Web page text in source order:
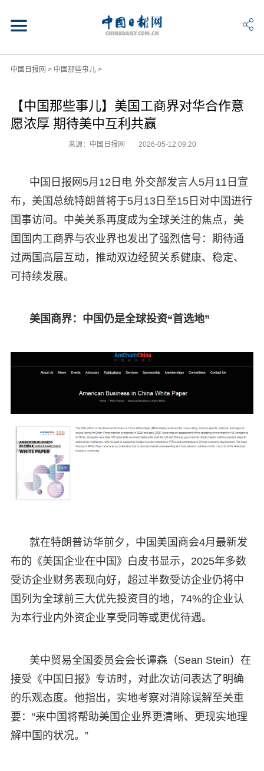
中国日报网 > 中国那些事儿>
【中国那些事儿】美国工商界对华合作意
愿浓厚 期待美中互利共赢
来源：中国日报网 2026-05-12 09:20
中国日报网5月12日电 外交部发言人5月11日宣
布，美国总统特朗普将于5月13日至15日对中国进行
国事访问。中美关系再度成为全球关注的焦点，美
国国内工商界与农业界也发出了强烈信号：期待通
过两国高层互动，推动双边经贸关系健康、稳定、
可持续发展。
美国商界：中国仍是全球投资“首选地”
就在特朗普访华前夕，中国美国商会4月最新发
布的《美国企业在中国》白皮书显示，2025年多数
受访企业财务表现向好，超过半数受访企业仍将中
国列为全球前三大优先投资目的地，74%的企业认
为本行业内外资企业享受同等或更优待遇。
美中贸易全国委员会会长谭森（Sean Stein）在
接受《中国日报》专访时，对此次访问表达了明确
的乐观态度。他指出，实地考察对消除误解至关重
要：“来中国将帮助美国企业界更清晰、更现实地理
解中国的状况。”